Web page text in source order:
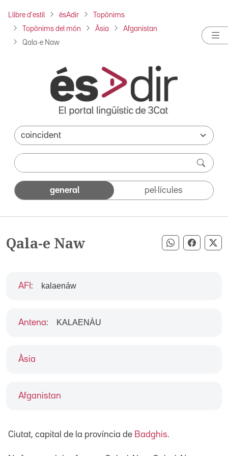
Llibre d'estil ésAdir Topònims
Topònims del món Àsia Afganistan
Qala-e Naw
general pel·lícules
Qala-e Naw Compartir
Àsia
Afganistan
AFI : kalaenáw
Antena: KALAENÀU
Ciutat, capital de la província de Badghis.